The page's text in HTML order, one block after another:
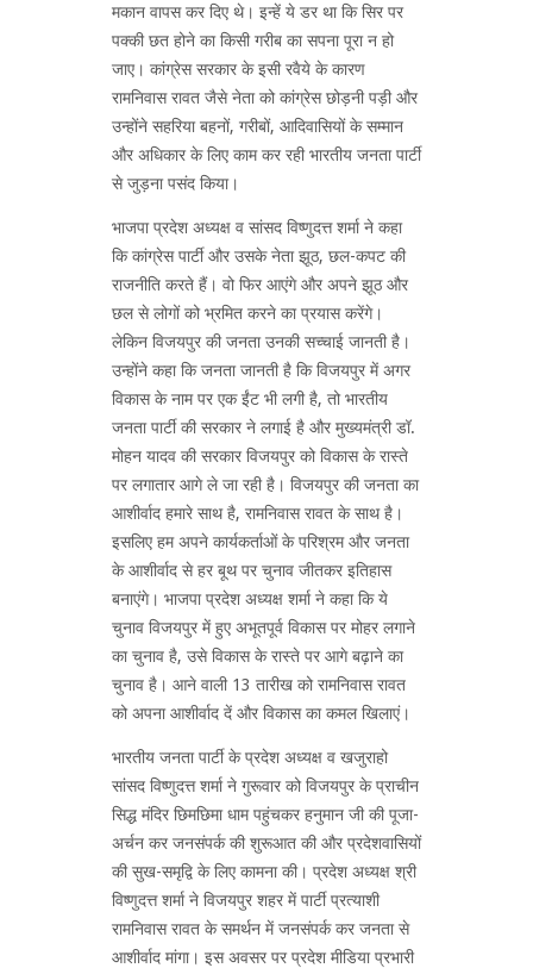
मकान वापस कर दिए थे। इन्हें ये डर था कि सिर पर
पक्की छत होने का किसी गरीब का सपना पूरा न हो
जाए। कांग्रेस सरकार के इसी रवैये के कारण
रामनिवास रावत जैसे नेता को कांग्रेस छोड़नी पड़ी और
उन्होंने सहरिया बहनों, गरीबों, आदिवासियों के सम्मान
और अधिकार के लिए काम कर रही भारतीय जनता पार्टी
से जुड़ना पसंद किया।
भाजपा प्रदेश अध्यक्ष व सांसद विष्णुदत्त शर्मा ने कहा
कि कांग्रेस पार्टी और उसके नेता झूठ, छल-कपट की
राजनीति करते हैं। वो फिर आएंगे और अपने झूठ और
छल से लोगों को भ्रमित करने का प्रयास करेंगे।
लेकिन विजयपुर की जनता उनकी सच्चाई जानती है।
उन्होंने कहा कि जनता जानती है कि विजयपुर में अगर
विकास के नाम पर एक ईंट भी लगी है, तो भारतीय
जनता पार्टी की सरकार ने लगाई है और मुख्यमंत्री डॉ.
मोहन यादव की सरकार विजयपुर को विकास के रास्ते
पर लगातार आगे ले जा रही है। विजयपुर की जनता का
आशीर्वाद हमारे साथ है, रामनिवास रावत के साथ है।
इसलिए हम अपने कार्यकर्ताओं के परिश्रम और जनता
के आशीर्वाद से हर बूथ पर चुनाव जीतकर इतिहास
बनाएंगे। भाजपा प्रदेश अध्यक्ष शर्मा ने कहा कि ये
चुनाव विजयपुर में हुए अभूतपूर्व विकास पर मोहर लगाने
का चुनाव है, उसे विकास के रास्ते पर आगे बढ़ाने का
चुनाव है। आने वाली 13 तारीख को रामनिवास रावत
को अपना आशीर्वाद दें और विकास का कमल खिलाएं।
भारतीय जनता पार्टी के प्रदेश अध्यक्ष व खजुराहो
सांसद विष्णुदत्त शर्मा ने गुरूवार को विजयपुर के प्राचीन
सिद्ध मंदिर छिमछिमा धाम पहुंचकर हनुमान जी की पूजा-
अर्चन कर जनसंपर्क की शुरूआत की और प्रदेशवासियों
की सुख-समृद्वि के लिए कामना की। प्रदेश अध्यक्ष श्री
विष्णुदत्त शर्मा ने विजयपुर शहर में पार्टी प्रत्याशी
रामनिवास रावत के समर्थन में जनसंपर्क कर जनता से
आशीर्वाद मांगा। इस अवसर पर प्रदेश मीडिया प्रभारी